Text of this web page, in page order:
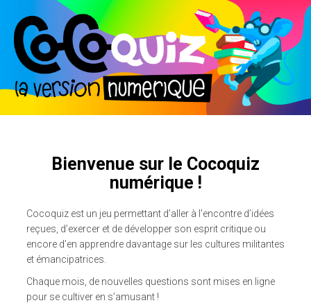
Bienvenue sur le Cocoquiz
numérique !
Cocoquiz est un jeu permettant d’aller à l’encontre d’idées
reçues, d’exercer et de développer son esprit critique ou
encore d’en apprendre davantage sur les cultures militantes
et émancipatrices.
Chaque mois, de nouvelles questions sont mises en ligne
pour se cultiver en s’amusant !